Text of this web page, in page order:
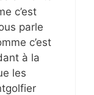
c’est
parle
c’est
à la
les